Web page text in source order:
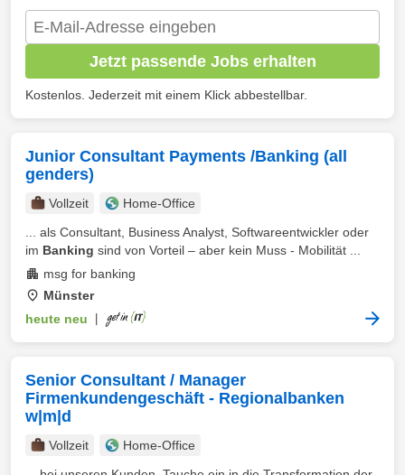
Jetzt passende Jobs erhalten
Kostenlos. Jederzeit mit einem Klick abbestellbar.
Junior Consultant Payments /Banking (all
genders)
Vollzeit
Home-Office
... als Consultant, Business Analyst, Softwareentwickler oder
im Banking sind von Vorteil – aber kein Muss - Mobilität ...
msg for banking
Münster
heute neu
Senior Consultant / Manager
Firmenkundengeschäft - Regionalbanken
w|m|d
Vollzeit
Home-Office